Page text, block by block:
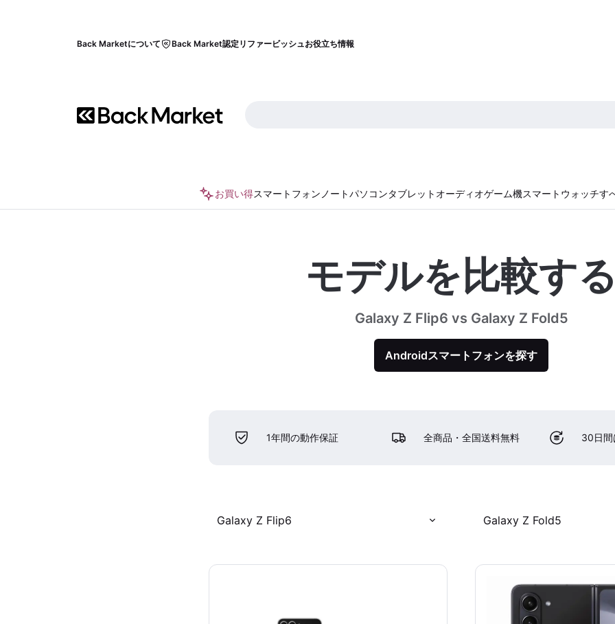
Back Marketについて Back Market認定リファービッシュお役立ち情報
お買い得スマートフォン ノートパソコンタブレット オーディオゲーム機スマートウォッチす
モデルを比較す
Galaxy Z Flip6 vs Galaxy Z Fold5
Androidスマートフォンを探す
1年間の動作保証 全商品・全国送料無料 30日間
Galaxy Z Flip6 Galaxy Z Fold5